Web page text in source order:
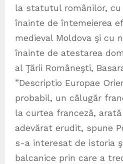
la statutul românilor, cu
înainte de întemeierea
medieval Moldova şi cu
înainte de atestarea
al Ţării Româneşti,
”Descriptio Europae
probabil, un călugăr
la curtea franceză,
adevărat erudit, spune
s-a interesat de istoria
balcanice prin care a